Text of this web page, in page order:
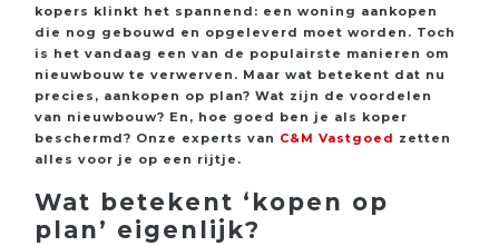
kopers klinkt het spannend: een woning aankopen
die nog gebouwd en opgeleverd moet worden. Toch
is het vandaag een van de populairste manieren om
nieuwbouw te verwerven. Maar wat betekent dat nu
precies, aankopen op plan? Wat zijn de voordelen
van nieuwbouw? En, hoe goed ben je als koper
beschermd? Onze experts van C&M Vastgoed zetten
alles voor je op een rijtje.
Wat betekent ‘kopen op
plan’ eigenlijk?